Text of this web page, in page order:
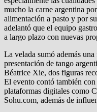
mucho la carne argentina
alimentación a pasto y por
adelantó que el equipo
a largo plazo con nuevas
La velada sumó además
presentación de tango
Béatrice Xie, dos figuras
El evento contó también
plataformas digitales como
Sohu.com, además de